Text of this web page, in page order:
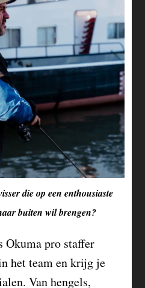
die op een enthousiaste
buiten wil brengen?
pro staffer
het team en krijg je
Van hengels,